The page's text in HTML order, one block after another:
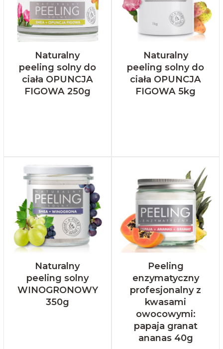
Naturalny
peeling solny do
ciała OPUNCJA
FIGOWA 250g
Naturalny
peeling solny do
ciała OPUNCJA
FIGOWA 5kg
Naturalny
peeling solny
WINOGRONOWY
350g
Peeling
enzymatyczny
profesjonalny z
kwasami
owocowymi:
papaja granat
ananas 40g